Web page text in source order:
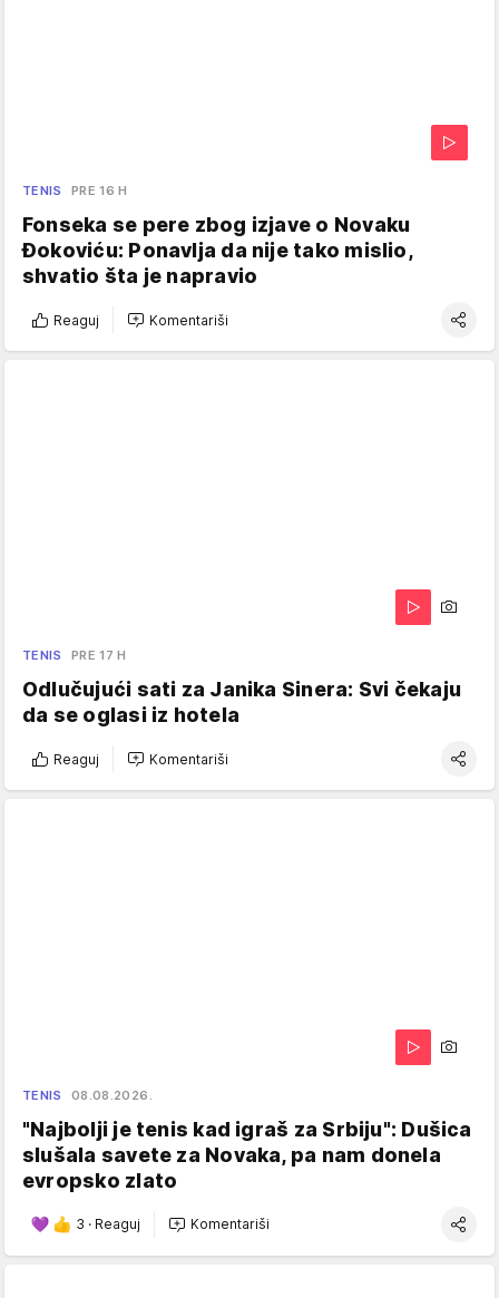
TENIS PRE 16 H
Fonseka se pere zbog izjave o Novaku
Đokoviću: Ponavlja da nije tako mislio,
shvatio šta je napravio
Reaguj Komentariši
TENIS PRE 17 H
Odlučujući sati za Janika Sinera: Svi čekaju
da se oglasi iz hotela
Reaguj Komentariši
TENIS 08.08.2026.
"Najbolji je tenis kad igraš za Srbiju": Dušica
slušala savete za Novaka, pa nam donela
evropsko zlato
3 · Reaguj Komentariši